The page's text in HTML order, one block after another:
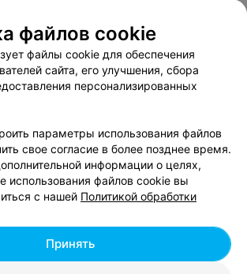
Публичный договор
Способы оплаты
договор по использованию сервиса
«Афиша»
соглашение
по вопросам сотрудничества
руководителю relax.by
настройки cookie
персональных данных
Лаб», УНП 191700409, регистрирующий орган -
файлов cookie
файлы cookie для обеспечения
сайта, его улучшения, сбора
персонализированных
параметры использования файлов
свое согласие в более позднее время.
информации о целях,
использования файлов cookie вы
с нашей Политикой обработки
Принять